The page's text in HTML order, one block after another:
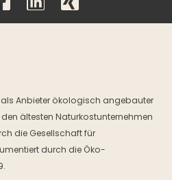
als Anbieter ökologisch angebauter
ältesten Naturkostunternehmen
die Gesellschaft für
durch die Öko-